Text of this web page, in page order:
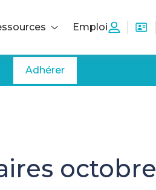
Emploi
Adhérer
octobre